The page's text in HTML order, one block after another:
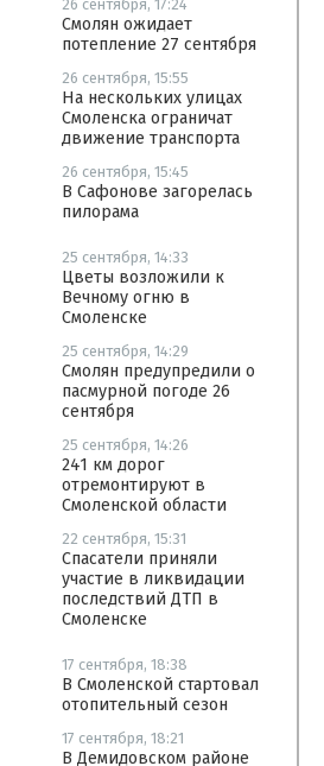
26 сентября, 17:24
Смолян ожидает
потепление 27 сентября
26 сентября, 15:55
На нескольких улицах
Смоленска ограничат
движение транспорта
26 сентября, 15:45
В Сафонове загорелась
пилорама
25 сентября, 14:33
Цветы возложили к
Вечному огню в
Смоленске
25 сентября, 14:29
Смолян предупредили о
пасмурной погоде 26
сентября
25 сентября, 14:26
241 км дорог
отремонтируют в
Смоленской области
22 сентября, 15:31
Спасатели приняли
участие в ликвидации
последствий ДТП в
Смоленске
17 сентября, 18:38
В Смоленской стартовал
отопительный сезон
17 сентября, 18:21
В Демидовском районе